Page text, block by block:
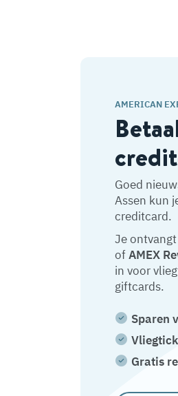
AMERICAN
Goed
Assen kun
creditcard.
Je
ofAMEX
in voor
giftcards.
Sparen
Gratis